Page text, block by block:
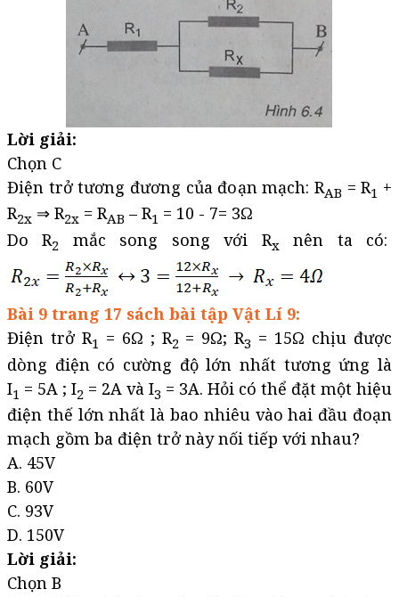
Lời giải:
Chọn C
Điện trở tương đương của đoạn mạch: RAB = R1 +
R2x ⇒ R2x = RAB – R1 = 10 - 7= 3Ω
Do R2 mắc song song với Rxnên ta có:
Bài 9 trang 17 sách bài tập Vật Lí 9:
Điện trở R1 = 6Ω ; R2 = 9Ω; R3 = 15Ω chịu được
dòng điện có cường độ lớn nhất tương ứng là
I1 = 5A ; I2 = 2A và I3 = 3A. Hỏi có thể đặt một hiệu
điện thế lớn nhất là bao nhiêu vào hai đầu đoạn
mạch gồm ba điện trở này nối tiếp với nhau?
A. 45V
B. 60V
C. 93V
D. 150V
Lời giải:
Chọn B